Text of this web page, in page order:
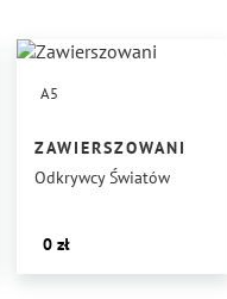
A5
ZAWIERSZOWANI
Odkrywcy Światów
0